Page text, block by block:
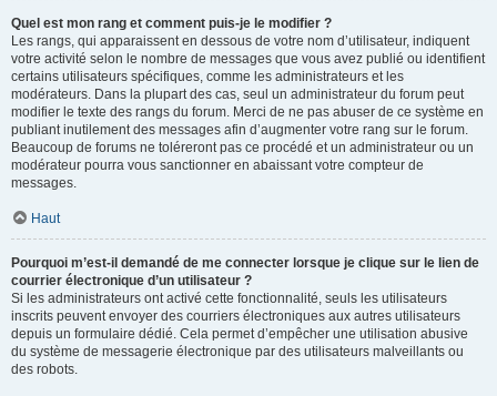
Quel est mon rang et comment puis-je le modifier ?
Les rangs, qui apparaissent en dessous de votre nom d’utilisateur, indiquent
votre activité selon le nombre de messages que vous avez publié ou identifient
certains utilisateurs spécifiques, comme les administrateurs et les
modérateurs. Dans la plupart des cas, seul un administrateur du forum peut
modifier le texte des rangs du forum. Merci de ne pas abuser de ce système en
publiant inutilement des messages afin d’augmenter votre rang sur le forum.
Beaucoup de forums ne toléreront pas ce procédé et un administrateur ou un
modérateur pourra vous sanctionner en abaissant votre compteur de
messages.
Haut
Pourquoi m’est-il demandé de me connecter lorsque je clique sur le lien de
courrier électronique d’un utilisateur ?
Si les administrateurs ont activé cette fonctionnalité, seuls les utilisateurs
inscrits peuvent envoyer des courriers électroniques aux autres utilisateurs
depuis un formulaire dédié. Cela permet d’empêcher une utilisation abusive
du système de messagerie électronique par des utilisateurs malveillants ou
des robots.